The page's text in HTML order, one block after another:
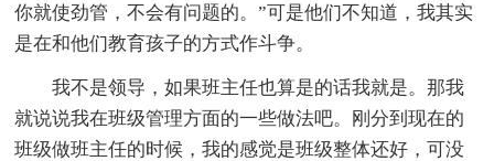
你就使劲管，不会有问题的。”可是他们不知道，我其实
是在和他们教育孩子的方式作斗争。
我不是领导，如果班主任也算是的话我就是。那我
就说说我在班级管理方面的一些做法吧。刚分到现在的
班级做班主任的时候，我的感觉是班级整体还好，可没